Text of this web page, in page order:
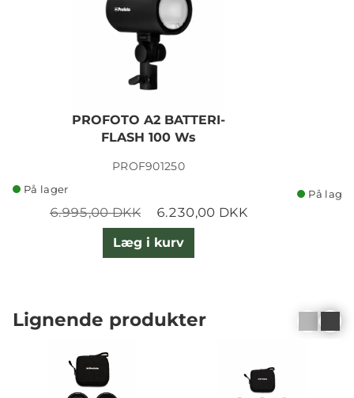
PROFOTO A2 BATTERI-
FLASH 100 Ws
PROF901250
På lager
6.995,00 DKK 6.230,00 DKK
Læg i kurv
På lager
Lignende produkter